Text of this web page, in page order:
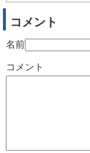
コメント
名前
コメント